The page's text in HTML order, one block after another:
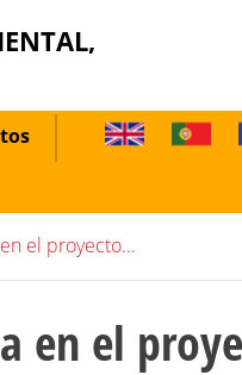
el proyecto...
en el